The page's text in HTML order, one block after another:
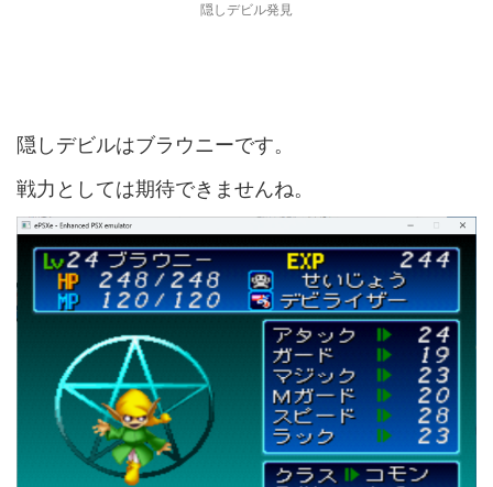
隠しデビル発見
隠しデビルはブラウニーです。
戦力としては期待できませんね。